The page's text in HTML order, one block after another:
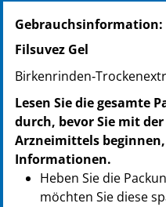
PZN: 18261793
PPN: 111826179322
PZN: 18486078
Filsuvez Gel
Lesen Sie die gesamte
durch, bevor Sie mit
Arzneimittels
Informationen.
Heben Sie die
möchten Sie diese